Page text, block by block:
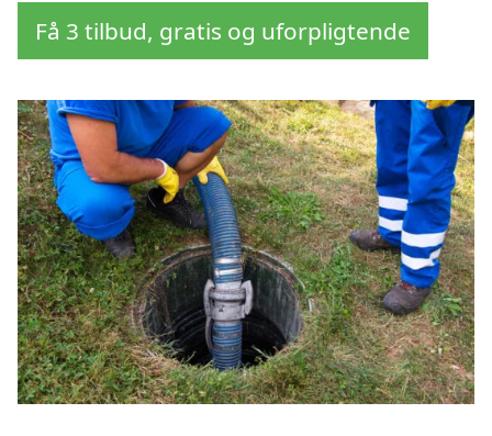
Få 3 tilbud, gratis og uforpligtende